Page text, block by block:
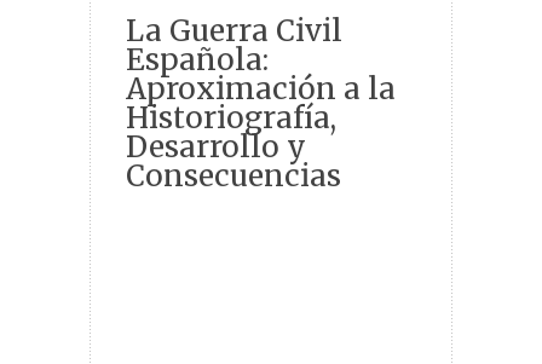
La Guerra Civil
Española:
Aproximación a la
Historiografía,
Desarrollo y
Consecuencias